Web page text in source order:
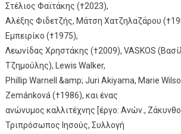
Στέλιος Φαϊτάκης (†2023),
Αλέξης Φιδετζής, Μάτση Χατζηλαζάρου
Εμπειρίκο (†1975),
Λεωνίδας Χρηστάκης (†2009), VASKOS
Τζημούλης), Lewis Walker,
Phillip Warnell &amp; Juri Akiyama, Marie
Zemánková (†1986), και ένας
ανώνυμος καλλιτέχνης [έργο: Ανών.,
Τριπρόσωπος Ιησούς, Συλλογή